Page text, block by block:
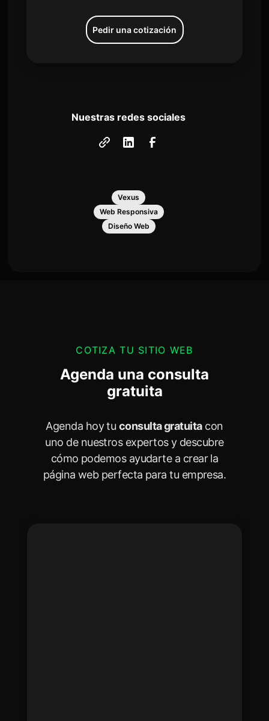
Pedir una cotización
Nuestras redes sociales
Vexus
Web Responsiva
Diseño Web
COTIZA TU SITIO WEB
Agenda una consulta
gratuita
Agenda hoy tu consulta gratuitacon
uno de nuestros expertos y descubre
cómo podemos ayudarte a crear la
página web perfecta para tu empresa.